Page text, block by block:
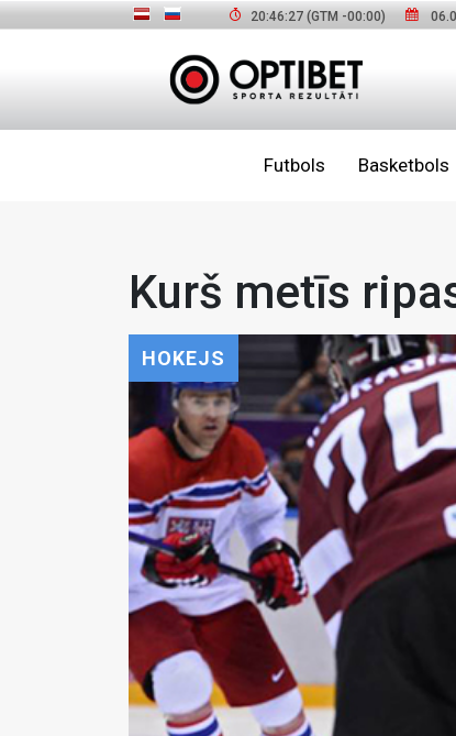
20:46:28 (GTM -00:00)
Futbols Basketbols
Kurš metīs
HOKEJS